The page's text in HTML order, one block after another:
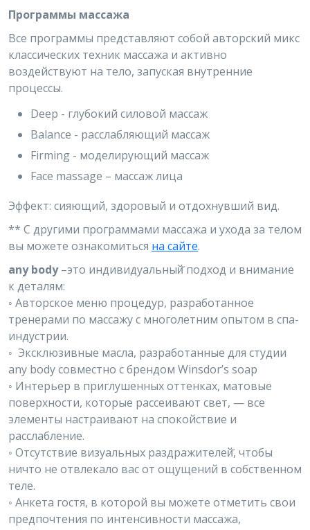
Программы массажа
Все программы представляют собой авторский микс
классических техник массажа и активно
воздействуют на тело, запуская внутренние
процессы.
Deep - глубокий силовой массаж
Balance - расслабляющий массаж
Firming - моделирующий массаж
Face massage – массаж лица
Эффект: сияющий, здоровый и отдохнувший вид.
** С другими программами массажа и ухода за телом
вы можете ознакомиться на сайте.
any body–это индивидуальный̆ подход и внимание
к деталям:
◦ Авторское меню процедур, разработанное
тренерами по массажу с многолетним опытом в спа-
индустрии.
◦ Эксклюзивные масла, разработанные для студии
any body совместно с брендом Winsdor’s soap
◦ Интерьер в приглушенных оттенках, матовые
поверхности, которые рассеивают свет, — все
элементы настраивают на спокойствие и
расслабление.
◦ Отсутствие визуальных раздражителей̆, чтобы
ничто не отвлекало вас от ощущений в собственном
теле.
◦ Анкета гостя, в которой вы можете отметить свои
предпочтения по интенсивности массажа,